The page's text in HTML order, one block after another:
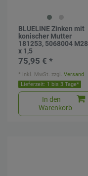
BLUELINE Zinken mit
konischer Mutter
181253, 5068004 M28
x 1,5
75,95 € *
Lieferzeit: 1 bis 3 Tage*
In den
Warenkorb
* inkl. MwSt. zzgl.Versand